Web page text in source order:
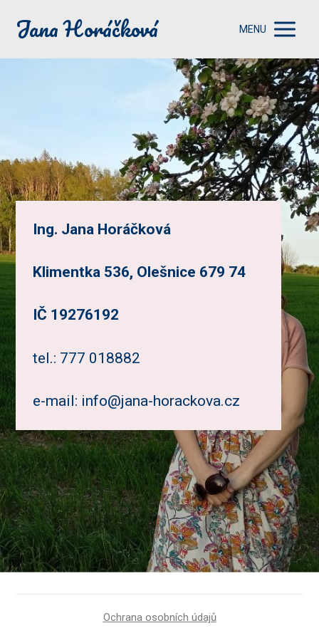
Jana Horáčková MENU
Ing. Jana Horáčková
Klimentka 536, Olešnice 679 74
IČ 19276192
tel.: 777 018882
e-mail: info@jana-horackova.cz
Ochrana osobních údajů